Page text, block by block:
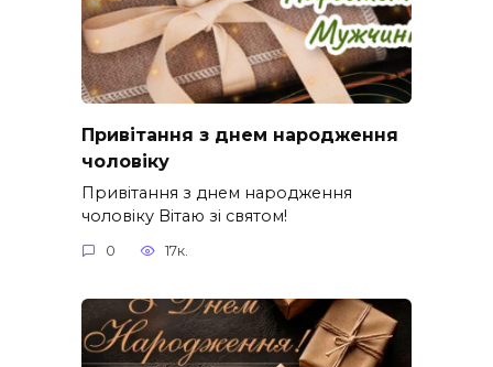
Привітання з днем народження
чоловіку
Привітання з днем народження
чоловіку Вітаю зі святом!
0 17к.